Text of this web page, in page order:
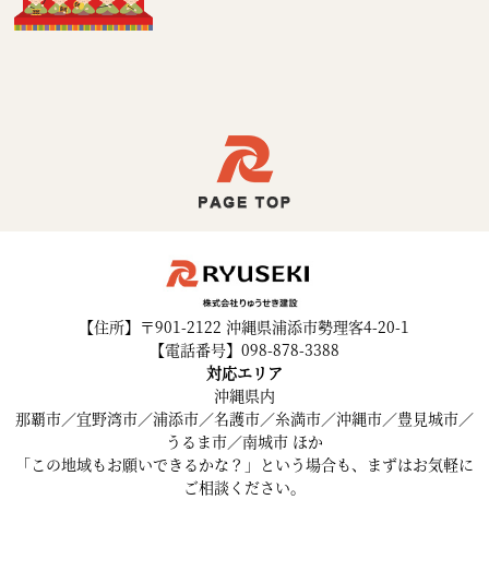
【住所】〒901-2122 沖縄県浦添市勢理客4-20-1
【電話番号】098-878-3388
対応エリア
沖縄県内
那覇市／宜野湾市／浦添市／名護市／糸満市／沖縄市／豊見城市／
うるま市／南城市 ほか
「この地域もお願いできるかな？」という場合も、まずはお気軽に
ご相談ください。